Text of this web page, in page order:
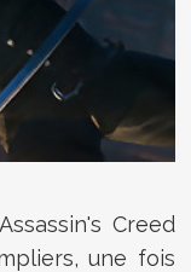
Creed
une fois